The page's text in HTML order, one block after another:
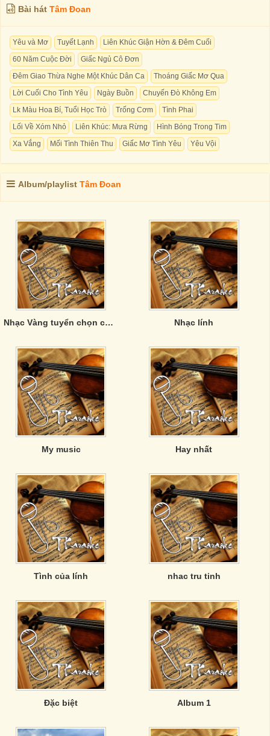
Bài hát Tâm Đoan
Yêu và Mơ Tuyết Lạnh
Liên Khúc Giận Hờn & Đêm Cuối
60 Năm Cuộc Đời
Giấc Ngủ Cô Đơn
Đêm Giao Thừa Nghe Một Khúc Dân Ca
Thoáng Giấc Mơ Qua
Lời Cuối Cho Tình Yêu
Ngày Buồn
Chuyến Đò Không Em
Lk Màu Hoa Bí, Tuổi Học Trò
Trống Cơm
Tình Phai
Lối Về Xóm Nhỏ
Liên Khúc: Mưa Rừng
Hình Bóng Trong Tim
Xa Vắng
Mối Tình Thiên Thu Giấc Mơ Tình Yêu Yêu Vội
Album/playlist Tâm Đoan
Nhạc Vàng tuyển chọn của Phương Anh Nhạc lính
My music Hay nhất
Tình của lính nhac tru tinh
Đặc biệt Album 1